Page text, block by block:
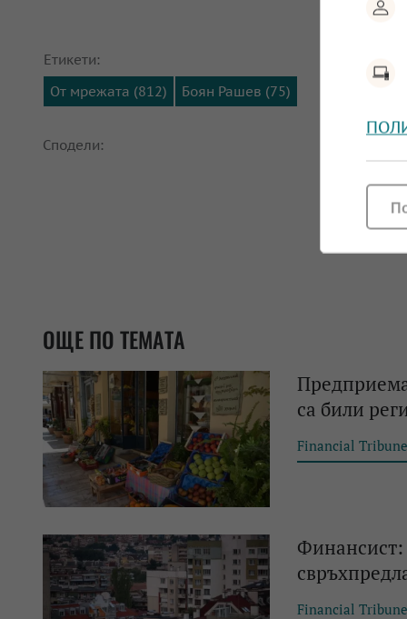
Етикети:
От мрежата (812)
Боян Рашев (75)
Сподели:
ОЩЕ ПО ТЕМАТА
са били
Financial Tribune
Financial Tribune